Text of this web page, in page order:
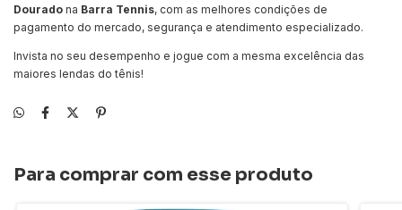
Dourado na Barra Tennis, com as melhores condições de
pagamento do mercado, segurança e atendimento especializado.
Invista no seu desempenho e jogue com a mesma excelência das
maiores lendas do tênis!
Para comprar com esse produto